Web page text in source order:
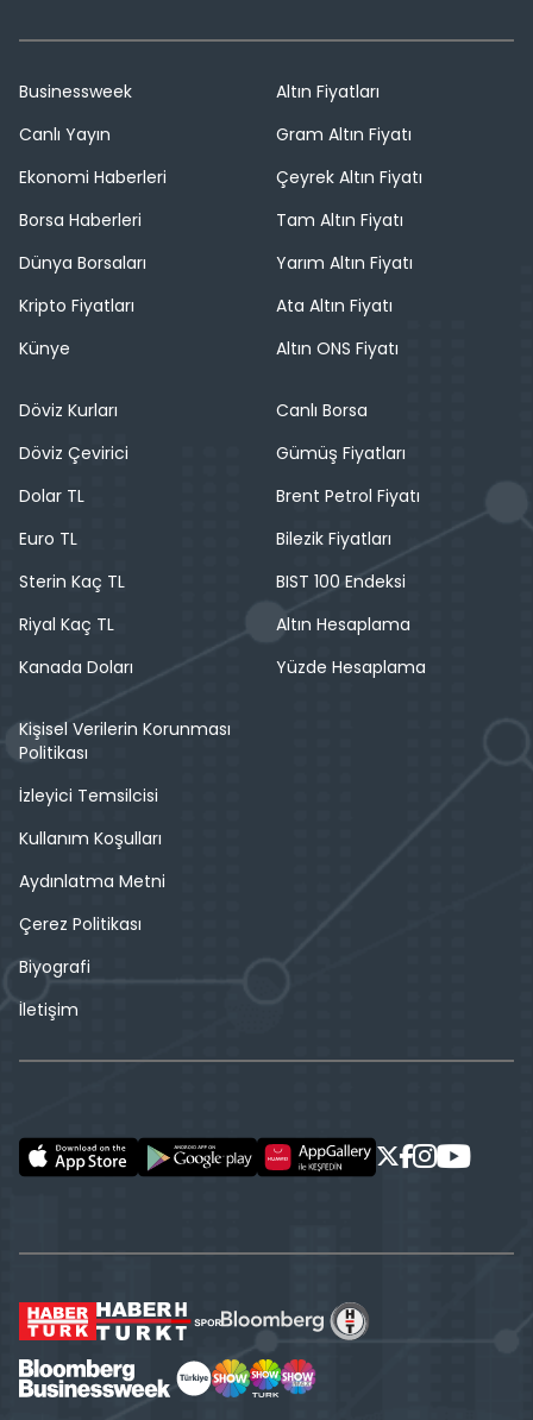
Businessweek
Canlı Yayın
Ekonomi Haberleri
Borsa Haberleri
Dünya Borsaları
Kripto Fiyatları
Künye
Altın Fiyatları
Gram Altın Fiyatı
Çeyrek Altın Fiyatı
Tam Altın Fiyatı
Yarım Altın Fiyatı
Ata Altın Fiyatı
Altın ONS Fiyatı
Döviz Kurları
Döviz Çevirici
Dolar TL
Euro TL
Sterin Kaç TL
Riyal Kaç TL
Kanada Doları
Canlı Borsa
Gümüş Fiyatları
Brent Petrol Fiyatı
Bilezik Fiyatları
BIST 100 Endeksi
Altın Hesaplama
Yüzde Hesaplama
Kişisel Verilerin Korunması
Politikası
İzleyici Temsilcisi
Kullanım Koşulları
Aydınlatma Metni
Çerez Politikası
Biyografi
İletişim